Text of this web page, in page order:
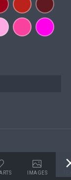
IMAGES